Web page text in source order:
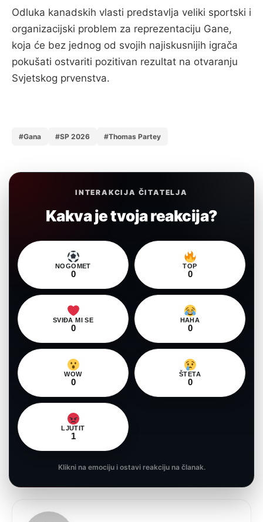
Odluka kanadskih vlasti predstavlja veliki sportski i
organizacijski problem za reprezentaciju Gane,
koja će bez jednog od svojih najiskusnijih igrača
pokušati ostvariti pozitivan rezultat na otvaranju
Svjetskog prvenstva.
#Gana #SP 2026 #Thomas Partey
INTERAKCIJA ČITATELJA
Kakva je tvoja reakcija?
NOGOMET
0
TOP
0
SVIĐA MI SE
0
HAHA
0
WOW
0
ŠTETA
0
LJUTIT
1
Klikni na emociju i ostavi reakciju na članak.